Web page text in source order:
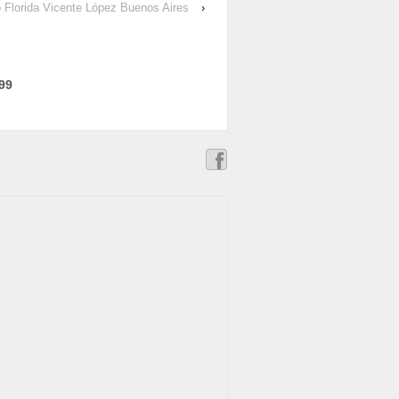
Vicente López Buenos Aires ›